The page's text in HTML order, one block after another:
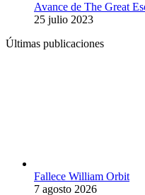
Avance de The Great
25 julio 2023
Últimas publicaciones
Fallece William Orbit
7 agosto 2026